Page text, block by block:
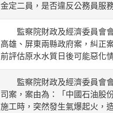
金定二員，是否違反公務員服
監察院財政及經濟委員會會
高雄、屏東兩縣政府案，糾正
前評估原水水質日後可能惡化
監察院財政及經濟委員會會
司案，案由為：「中國石油股
施工時，突然發生氣爆起火，